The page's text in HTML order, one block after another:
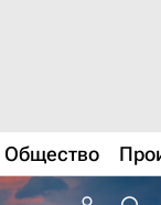
Общество